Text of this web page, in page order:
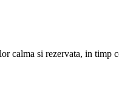
calma si rezervata, in timp